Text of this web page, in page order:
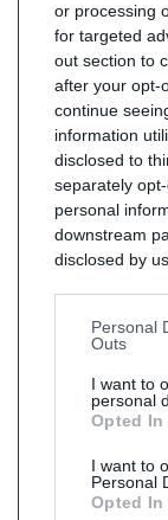
or processing
for targeted
out section to
after your opt-
continue
information
disclosed to
separately
personal
downstream
disclosed by
Personal
Outs
I want to
personal
Opted In
I want to
Personal
Opted In
Référence :
Filtre à particules
LHD (moteur : N47)
de 10/2009 à 06/
PRIX : 233